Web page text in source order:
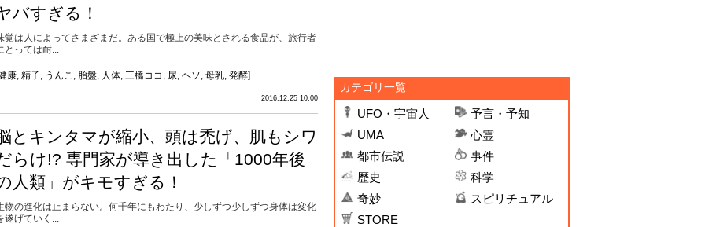
バすぎる！
覚は人によってさまざまだ。ある国で極上の美味とされる食品が、旅行者
とっては耐...
康, 精子, うんこ , 胎盤, 人体, 三橋ココ , 尿, ヘソ, 母乳, 発酵]
2016.12.25 10:00
とキンタマが縮小、頭は禿げ、肌もシワ
らけ!? 専門家が導き出した「1000年後
人類」がキモすぎる！
物の進化は止まらない。何千年にもわたり、少しずつ少しずつ身体は変化
遂げていく...
カテゴリ一覧
UFO・宇宙人
予言・予知
UMA
心霊
都市伝説
事件
歴史
科学
奇妙
スピリチュアル
STORE